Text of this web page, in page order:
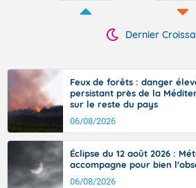
Dernier
Feux de forêts : danger
persistant près de la
sur le reste du pays
06/08/2026
Éclipse du 12 août 2026 :
accompagne pour bien
06/08/2026